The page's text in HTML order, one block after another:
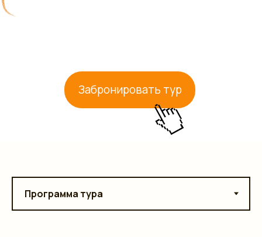
Забронировать тур